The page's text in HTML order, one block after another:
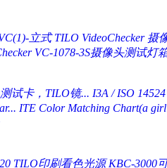
立式 TILO VideoChecker 摄
VC-1078-3S摄像头测试灯
测试卡，TILO镜... I3A / ISO
ITE Color Matching Chart(a
TILO印刷看色光源 KBC-3000